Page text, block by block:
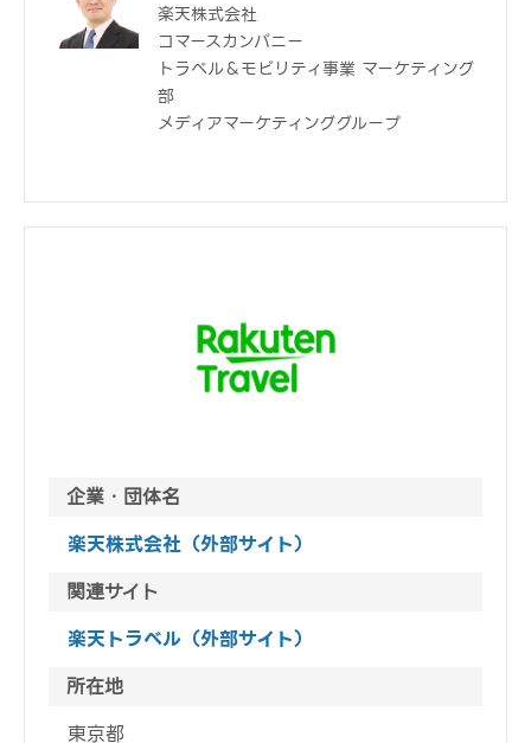
楽天株式会社
コマースカンパニー
トラベル＆モビリティ事業 マーケティング
部
メディアマーケティンググループ
企業・団体名
楽天株式会社（外部サイト）
関連サイト
楽天トラベル（外部サイト）
所在地
東京都